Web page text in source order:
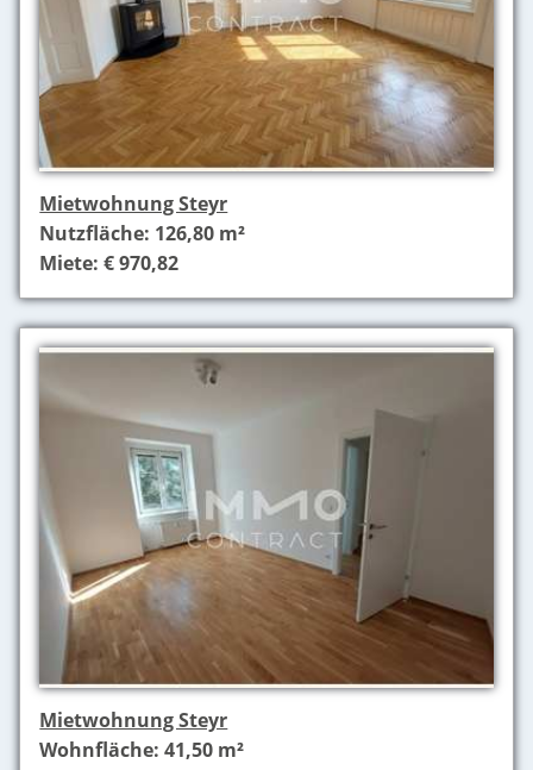
Mietwohnung Steyr
Nutzfläche: 126,80 m²
Miete: € 970,82
Mietwohnung Steyr
Wohnfläche: 41,50 m²